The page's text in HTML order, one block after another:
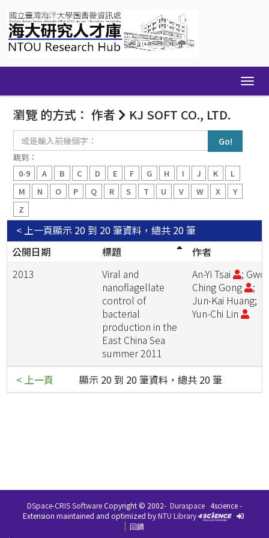
navigation
瀏覽 的方式： 作者 KJ SOFT CO., LTD.
入
前
幾
個
跳到：
0-9
A B C D E F G H I J K
L
M
N O P Q R S T U V W X
Y
Z
顯示 20 到 20 筆資料，總共 20 筆
< 上一頁
公開日期
標題
作者
2013
Viral and
nanoflagellate
control of
bacterial
production in the
East China Sea
summer 2011
An-Yi Tsai
; Gwo-
Ching Gong
;
Jun-Kai Huang;
Yun-Chi Lin
顯示 20 到 20 筆資料，總共 20 筆
< 上一頁
DSpace-CRIS SoftwareCopyright © 2002- Duraspace 4science -
Extension maintained and optimized byNTU Library
回饋